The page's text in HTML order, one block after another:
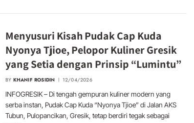
Menyusuri Kisah Pudak Cap Kuda
Nyonya Tjioe, Pelopor Kuliner Gresik
yang Setia dengan Prinsip “Lumintu”
BY KHANIF ROSIDIN 12/04/2026
INFOGRESIK – Di tengah gempuran kuliner modern yang
serba instan, Pudak Cap Kuda “Nyonya Tjioe” di Jalan AKS
Tubun, Pulopancikan, Gresik, tetap berdiri tegak sebagai